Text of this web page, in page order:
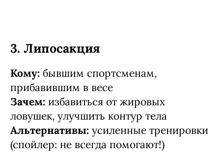
3. Липосакция
Кому: бывшим спортсменам,
прибавившим в весе
Зачем: избавиться от жировых
ловушек, улучшить контур тела
Альтернативы: усиленные тренировки
(спойлер: не всегда помогают!)